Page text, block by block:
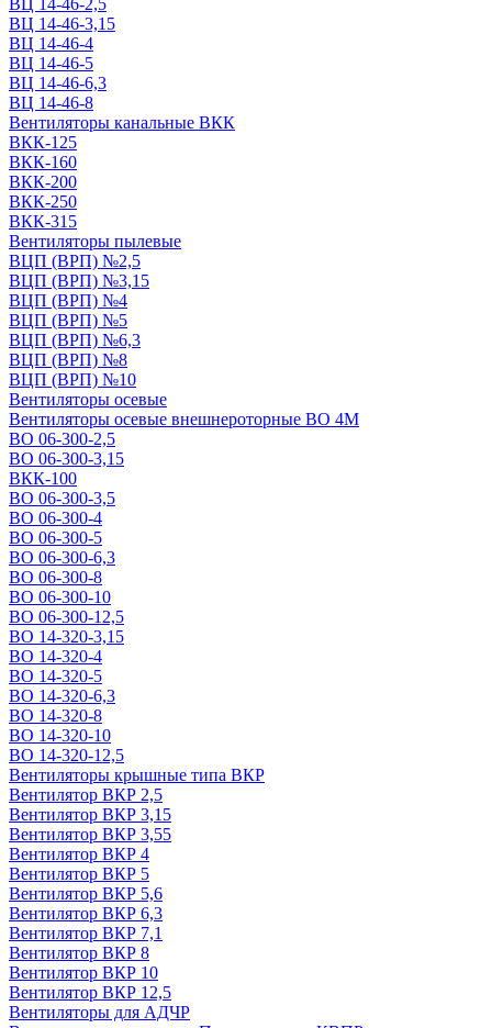
ВЦ 14-46-2,5
ВЦ 14-46-3,15
ВЦ 14-46-4
ВЦ 14-46-5
ВЦ 14-46-6,3
ВЦ 14-46-8
Вентиляторы канальные ВКК
ВКК-125
ВКК-160
ВКК-200
ВКК-250
ВКК-315
Вентиляторы пылевые
ВЦП (ВРП) №2,5
ВЦП (ВРП) №3,15
ВЦП (ВРП) №4
ВЦП (ВРП) №5
ВЦП (ВРП) №6,3
ВЦП (ВРП) №8
ВЦП (ВРП) №10
Вентиляторы осевые
Вентиляторы осевые внешнероторные ВО 4М
ВО 06-300-2,5
ВО 06-300-3,15
ВКК-100
ВО 06-300-3,5
ВО 06-300-4
ВО 06-300-5
ВО 06-300-6,3
ВО 06-300-8
ВО 06-300-10
ВО 06-300-12,5
ВО 14-320-3,15
ВО 14-320-4
ВО 14-320-5
ВО 14-320-6,3
ВО 14-320-8
ВО 14-320-10
ВО 14-320-12,5
Вентиляторы крышные типа ВКР
Вентилятор ВКР 2,5
Вентилятор ВКР 3,15
Вентилятор ВКР 3,55
Вентилятор ВКР 4
Вентилятор ВКР 5
Вентилятор ВКР 5,6
Вентилятор ВКР 6,3
Вентилятор ВКР 7,1
Вентилятор ВКР 8
Вентилятор ВКР 10
Вентилятор ВКР 12,5
Вентиляторы для АДЧР